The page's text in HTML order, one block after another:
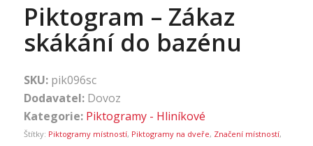
Piktogram – Zákaz
skákání do bazénu
SKU: pik096sc
Dodavatel: Dovoz
Kategorie: Piktogramy - Hliníkové
Štítky: Piktogramy místností, Piktogramy na dveře, Značení místností,